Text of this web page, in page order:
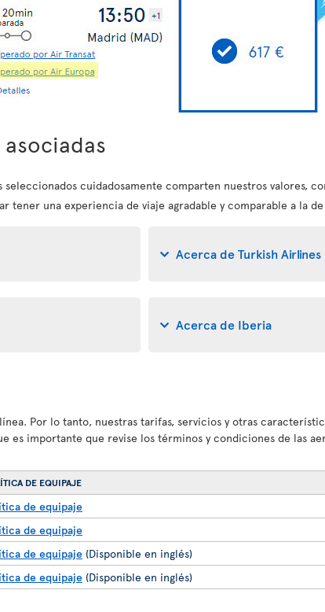
cuidadosamente comparten nuestros valores,
tener una experiencia de viaje agradable y comparable a la de
Acerca de Turkish Airlines
Acerca de Iberia
Por lo tanto, nuestras tarifas, servicios y otras
es importante que revise los términos y condiciones de las
DE EQUIPAJE
de equipaje
de equipaje
de equipaje (Disponible en inglés)
de equipaje (Disponible en inglés)